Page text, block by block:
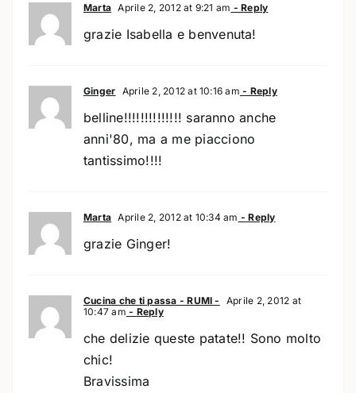
Marta Aprile 2, 2012 at 9:21 am - Reply
grazie Isabella e benvenuta!
Ginger Aprile 2, 2012 at 10:16 am - Reply
belline!!!!!!!!!!!!!! saranno anche
anni'80, ma a me piacciono
tantissimo!!!!
Marta Aprile 2, 2012 at 10:34 am - Reply
grazie Ginger!
Cucina che ti passa - RUMI -
Aprile 2, 2012 at
10:47 am - Reply
che delizie queste patate!! Sono molto
chic!
Bravissima